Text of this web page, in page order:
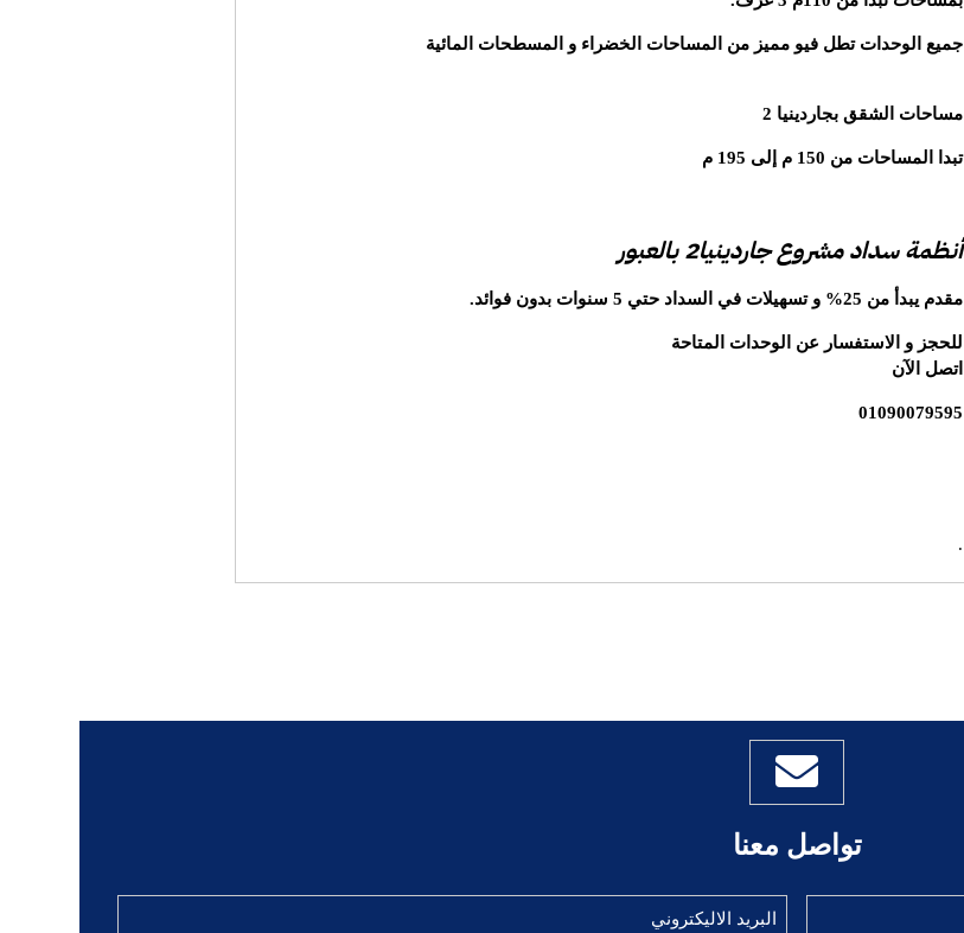
جميع الوحدات تطل فيو مميز من المساحات الخضراء و المسطحات المائية
مساحات الشقق بجاردينيا 2
تبدا المساحات من 150 م إلى 195 م
أنظمة سداد مشروع جاردينيا2 بالعبور
مقدم يبدأ من 25% و تسهيلات في السداد حتي 5 سنوات بدون فوائد.
للحجز و الاستفسار عن الوحدات المتاحة
اتصل الآن
01090079595
.
تواصل معنا